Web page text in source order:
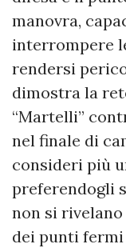
manovra,
interrompere
rendersi
dimostra la
“Martelli”
nel finale di
consideri più
preferendogli
non si
dei punti